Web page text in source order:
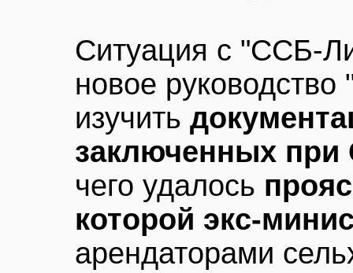
Ситуация с "ССБ-
новое руководство
изучить
заключенных при
чего удалось
которой экс-
арендаторами